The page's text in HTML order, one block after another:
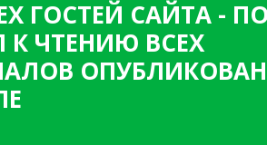
н
и
ц
ГОСТЕЙ САЙТА -
К ЧТЕНИЮ ВСЕХ